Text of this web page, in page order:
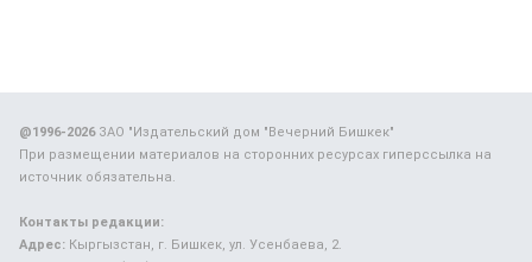
@1996-2026ЗАО "Издательский дом "Вечерний Бишкек"
При размещении материалов на сторонних ресурсах гиперссылка на
источник обязательна.
Контакты редакции:
Адрес: Кыргызстан, г. Бишкек, ул. Усенбаева, 2.